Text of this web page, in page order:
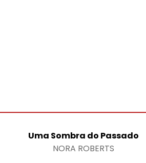
Uma Sombra do Passado
NORA ROBERTS